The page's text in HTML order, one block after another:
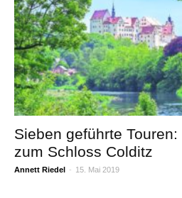
Sieben geführte
zum Schloss Colditz
Annett Riedel - 15. Mai 2019